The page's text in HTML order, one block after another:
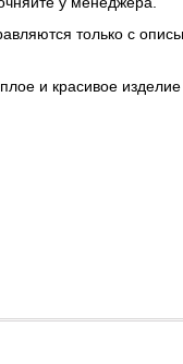
только с
и красивое